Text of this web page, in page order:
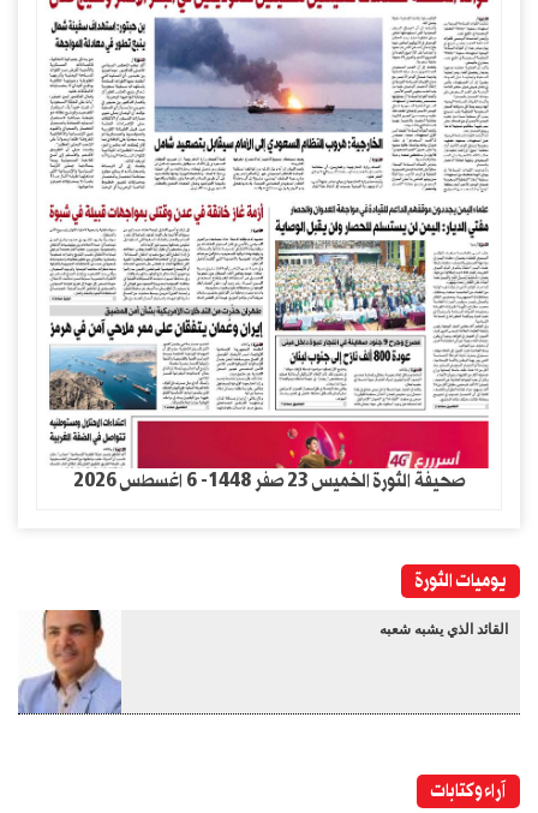
صحيفة الثورة الخميس 23 صفر 1448- 6 اغسطس 2026
يوميات الثورة
القائد الذي يشبه شعبه
آراء وكتابات